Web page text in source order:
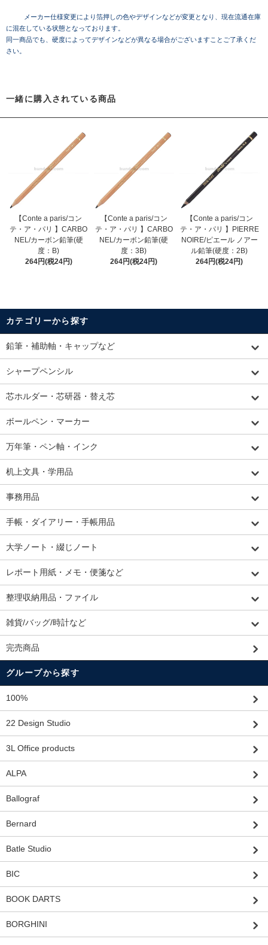
メーカー仕様変更により箔押しの色やデザインなどが変更となり、現在流通在庫
に混在している状態となっております。
同一商品でも、硬度によってデザインなどが異なる場合がございますことご了承くだ
さい。
一緒に購入されている商品
【Conte a paris/コン
テ・ア・パリ 】CARBO
NEL/カーボン鉛筆(硬
度：B)
264円(税24円)
【Conte a paris/コン
テ・ア・パリ 】CARBO
NEL/カーボン鉛筆(硬
度：3B)
264円(税24円)
【Conte a paris/コン
テ・ア・パリ 】PIERRE
NOIRE/ピエール ノアー
ル鉛筆(硬度：2B)
264円(税24円)
カテゴリーから探す
鉛筆・補助軸・キャップなど
シャープペンシル
芯ホルダー・芯研器・替え芯
ボールペン・マーカー
万年筆・ペン軸・インク
机上文具・学用品
事務用品
手帳・ダイアリー・手帳用品
大学ノート・綴じノート
レポート用紙・メモ・便箋など
整理収納用品・ファイル
雑貨/バッグ/時計など
完売商品
グループから探す
100%
22 Design Studio
3L Office products
ALPA
Ballograf
Bernard
Batle Studio
BIC
BOOK DARTS
BORGHINI